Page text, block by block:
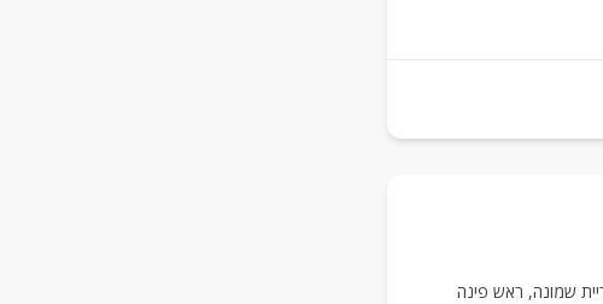
שמונה, ראש פינה